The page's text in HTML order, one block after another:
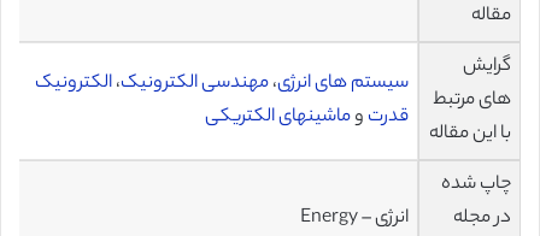
مقاله
گرایش
های مرتبط
با این مقاله
سیستم های انرژی،مهندسی الکترونیک،الکترونیک
قدرت وماشینهای الکتریکی
چاپ شده
در مجله
انرژی – Energy